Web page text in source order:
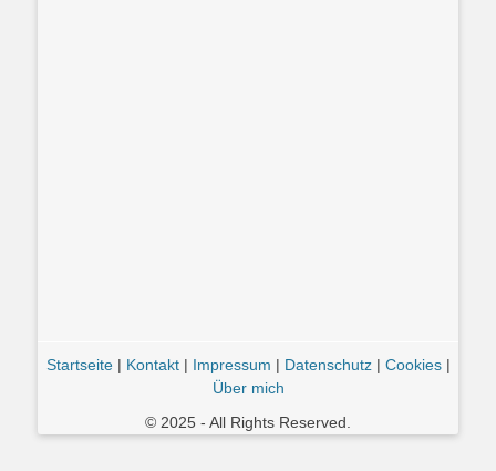
Startseite| Kontakt| Impressum | Datenschutz| Cookies|
Über mich
© 2025 - All Rights Reserved.